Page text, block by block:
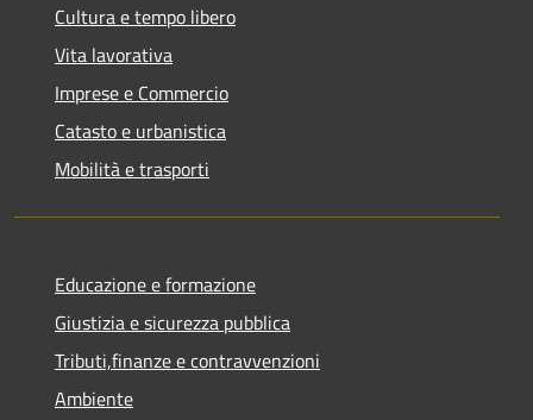
Cultura e tempo libero
Vita lavorativa
Imprese e Commercio
Catasto e urbanistica
Mobilità e trasporti
Educazione e formazione
Giustizia e sicurezza pubblica
Tributi,finanze e contravvenzioni
Ambiente